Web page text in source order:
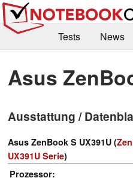
Tests News
Kaufberatung
Deals
Forum
Asus
Ausstattung /
Asus ZenBook S UX391U (
UX391U Serie)
Prozessor